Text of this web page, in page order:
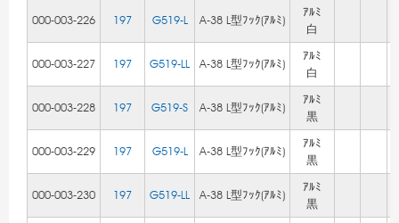
000-003-226 197 G519-L A-38 L型ﾌｯｸ(ｱﾙﾐ)
ｱﾙﾐ
白
000-003-227 197 G519-LL A-38 L型ﾌｯｸ(ｱﾙﾐ)
ｱﾙﾐ
白
000-003-228 197 G519-S A-38 L型ﾌｯｸ(ｱﾙﾐ)
ｱﾙﾐ
黒
000-003-229 197 G519-L A-38 L型ﾌｯｸ(ｱﾙﾐ)
ｱﾙﾐ
黒
000-003-230 197 G519-LL A-38 L型ﾌｯｸ(ｱﾙﾐ)
ｱﾙﾐ
黒